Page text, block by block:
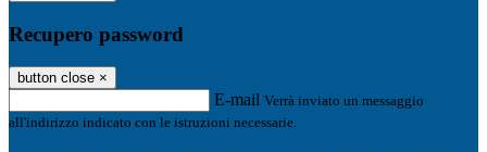
Recupero password
button close ×
E-mail Verrà inviato un messaggio
all'indirizzo indicato con le istruzioni necessarie.